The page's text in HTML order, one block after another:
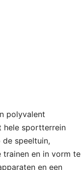
polyvalent
hele sportterrein
speeltuin,
trainen en in vorm te
en een